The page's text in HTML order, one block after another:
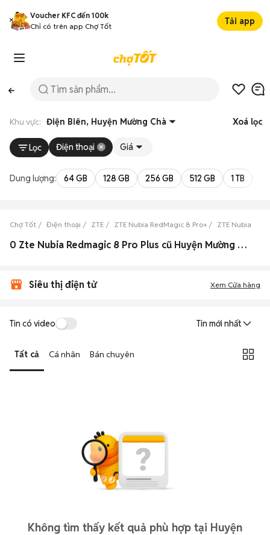
Voucher KFC đến 100k
Chỉ có trên app Chợ Tốt
Tải app
Khu vực: Điện Biên, Huyện Mường Chà Xoá lọc
Lọc Điện thoại Giá
Dung lượng: 64 GB 128 GB 256 GB 512 GB 1 TB
Chợ Tốt Điện thoại ZTE ZTE Nubia RedMagic 8 Pro+ ZTE Nubia
0 Zte Nubia Redmagic 8 Pro Plus cũ Huyện Mường Chà, Điện Biên đẹp
Siêu thị điện tử Xem Cửa hàng
Tin có video Tin mới nhất
Tất cả Cá nhân Bán chuyên
Không tìm thấy kết quả phù hợp tại Huyện